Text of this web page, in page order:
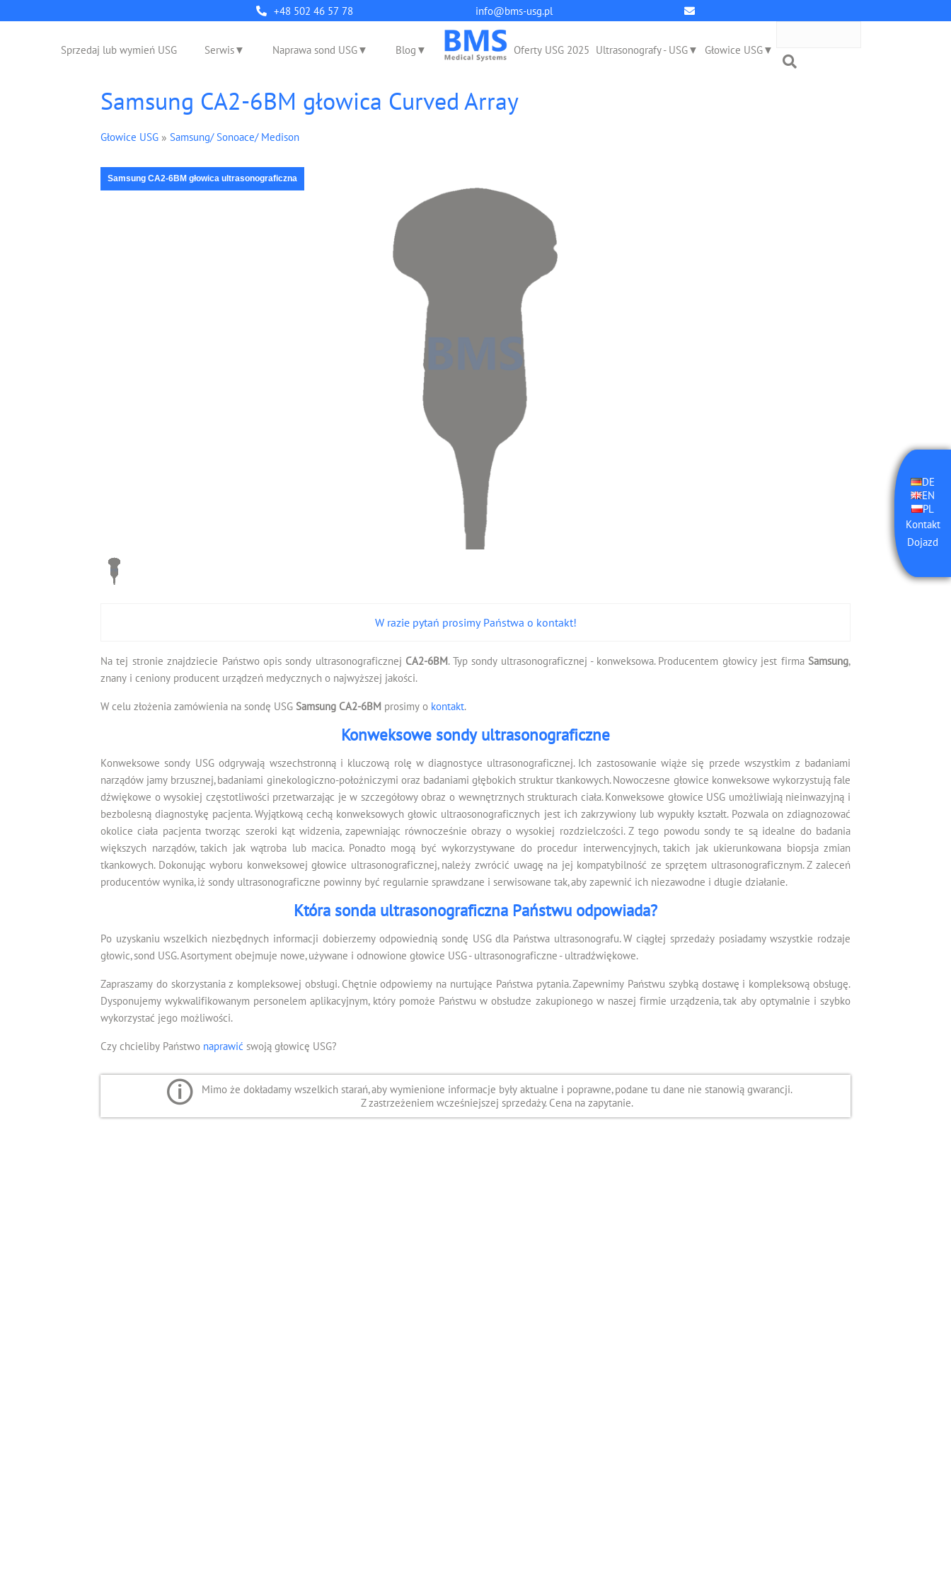
q
+48 502 46 57 78 info@bms-usg.pl
DE
EN
PL
Kontakt
Dojazd
Sprzedaj lub wymień USG Serwis Naprawa sond USG Blog Oferty USG 2025 Ultrasonografy - USG Głowice USG
Samsung CA2-6BM głowica Curved Array
Głowice USG » Samsung/ Sonoace/ Medison
Samsung CA2-6BM głowica ultrasonograficzna
W razie pytań prosimy Państwa o kontakt!
Na tej stronie znajdziecie Państwo opis sondy ultrasonograficznej CA2-6BM. Typ sondy ultrasonograficznej - konweksowa. Producentem głowicy jest firmaSamsung,
znany i ceniony producent urządzeń medycznych o najwyższej jakości.
W celu złożenia zamówienia na sondę USG Samsung CA2-6BM prosimy o kontakt.
Konweksowe sondy ultrasonograficzne
Konweksowe sondy USG odgrywają wszechstronną i kluczową rolę w diagnostyce ultrasonograficznej. Ich zastosowanie wiąże się przede wszystkim z badaniami
narządów jamy brzusznej, badaniami ginekologiczno-położniczymi oraz badaniami głębokich struktur tkankowych. Nowoczesne głowice konweksowe wykorzystują fale
dźwiękowe o wysokiej częstotliwości przetwarzając je w szczegółowy obraz o wewnętrznych strukturach ciała. Konweksowe głowice USG umożliwiają nieinwazyjną i
bezbolesną diagnostykę pacjenta. Wyjątkową cechą konweksowych głowic ultraosonograficznych jest ich zakrzywiony lub wypukły kształt. Pozwala on zdiagnozować
okolice ciała pacjenta tworząc szeroki kąt widzenia, zapewniając równocześnie obrazy o wysokiej rozdzielczości. Z tego powodu sondy te są idealne do badania
większych narządów, takich jak wątroba lub macica. Ponadto mogą być wykorzystywane do procedur interwencyjnych, takich jak ukierunkowana biopsja zmian
tkankowych. Dokonując wyboru konweksowej głowice ultrasonograficznej, należy zwrócić uwagę na jej kompatybilność ze sprzętem ultrasonograficznym. Z zaleceń
producentów wynika, iż sondy ultrasonograficzne powinny być regularnie sprawdzane i serwisowane tak, aby zapewnić ich niezawodne i długie działanie.
Która sonda ultrasonograficzna Państwu odpowiada?
Po uzyskaniu wszelkich niezbędnych informacji dobierzemy odpowiednią sondę USG dla Państwa ultrasonografu. W ciągłej sprzedaży posiadamy wszystkie rodzaje
głowic, sond USG. Asortyment obejmuje nowe, używane i odnowione głowice USG - ultrasonograficzne - ultradźwiękowe.
Zapraszamy do skorzystania z kompleksowej obsługi. Chętnie odpowiemy na nurtujące Państwa pytania. Zapewnimy Państwu szybką dostawę i kompleksową obsługę.
Dysponujemy wykwalifikowanym personelem aplikacyjnym, który pomoże Państwu w obsłudze zakupionego w naszej firmie urządzenia, tak aby optymalnie i szybko
wykorzystać jego możliwości.
Czy chcieliby Państwo naprawić swoją głowicę USG?
Mimo że dokładamy wszelkich starań, aby wymienione informacje były aktualne i poprawne, podane tu dane nie stanowią gwarancji.
Z zastrzeżeniem wcześniejszej sprzedaży. Cena na zapytanie.